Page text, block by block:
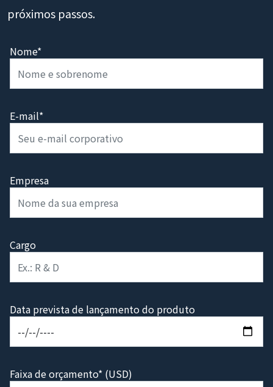
próximos passos.
Nome*
E-mail*
Empresa
Cargo
Data prevista de lançamento do produto
Faixa de orçamento* (USD)